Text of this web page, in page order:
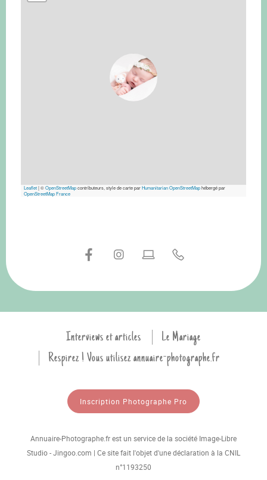
Leaflet|©OpenStreetMapcontributeurs, style de carte parHumanitarian OpenStreetMaphébergé par
OpenStreetMap France
Interviews et articles
Le Mariage
Respirez ! Vous utilisez annuaire-photographe.fr
Inscription Photographe Pro
Annuaire-Photographe.fr est un service de la société Image-Libre
Studio - Jingoo.com | Ce site fait l'objet d'une déclaration à la CNIL
n°1193250